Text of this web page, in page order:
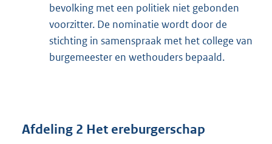
bevolking met een politiek niet gebonden
voorzitter. De nominatie wordt door de
stichting in samenspraak met het college van
burgemeester en wethouders bepaald.
Afdeling 2 Het ereburgerschap